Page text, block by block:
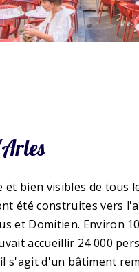
et bien visibles de tous
été construites vers
et Domitien. Environ
accueillir 24 000
s'agit d'un bâtiment